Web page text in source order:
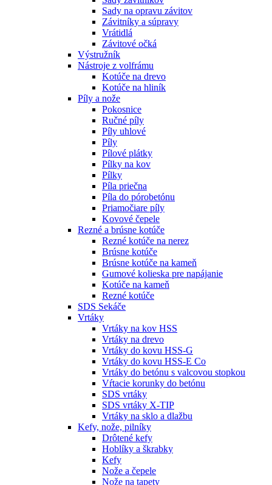
Sady na opravu závitov
Závitníky a súpravy
Vrátidlá
Závitové očká
Výstružník
Nástroje z volfrámu
Kotúče na drevo
Kotúče na hliník
Píly a nože
Pokosnice
Ručné píly
Píly uhlové
Píly
Pílové plátky
Pílky na kov
Pílky
Píla priečna
Píla do pórobetónu
Priamočiare píly
Kovové čepele
Rezné a brúsne kotúče
Rezné kotúče na nerez
Brúsne kotúče
Brúsne kotúče na kameň
Gumové kolieska pre napájanie
Kotúče na kameň
Rezné kotúče
SDS Sekáče
Vrtáky
Vrtáky na kov HSS
Vrtáky na drevo
Vrtáky do kovu HSS-G
Vrtáky do kovu HSS-E Co
Vrtáky do betónu s valcovou stopkou
Vŕtacie korunky do betónu
SDS vrtáky
SDS vrtáky X-TIP
Vrtáky na sklo a dlažbu
Kefy, nože, pilníky
Drôtené kefy
Hoblíky a škrabky
Kefy
Nože a čepele
Nože na tapety